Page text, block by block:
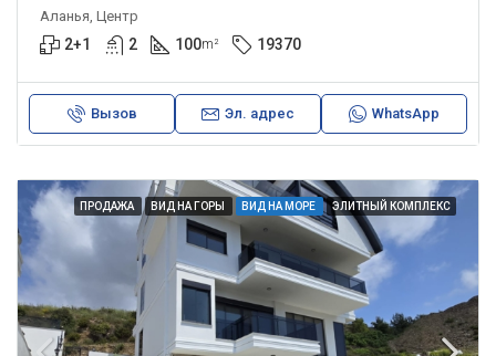
Аланья, Центр
2+1 2 100m² 19370
Вызов Эл. адрес WhatsApp
ПРОДАЖА ВИД НА ГОРЫ ВИД НА МОРЕ ЭЛИТНЫЙ КОМПЛЕКС